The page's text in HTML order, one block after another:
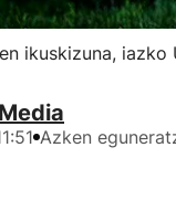
ikuskizuna, iazko
Azken